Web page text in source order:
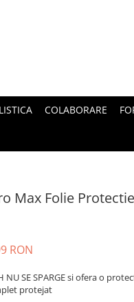
COLABORARE
Max Folie
RON
NU SE SPARGE si ofera o
protejat